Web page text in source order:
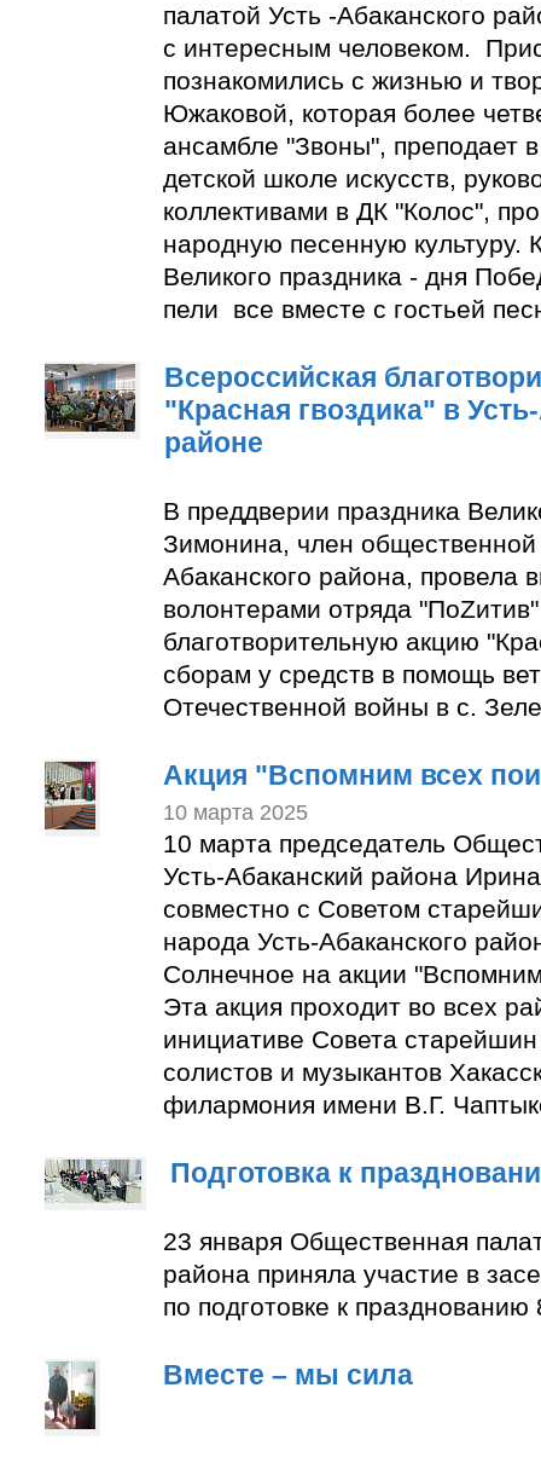
палатой Усть -Абаканского
с интересным человеком.
познакомились с жизнью и
Южаковой, которая более
ансамбле "Звоны", преподает
детской школе искусств,
коллективами в ДК "Колос",
народную песенную культуру.
Великого праздника - дня
пели все вместе с гостьей
Всероссийская
"Красная гвоздика" в
районе
В преддверии праздника
Зимонина, член общественной
Абаканского района, провела
волонтерами отряда
благотворительную акцию
сборам у средств в помощь
Отечественной войны в с.
Акция "Вспомним всех
10 марта 2025
10 марта председатель
Усть-Абаканский района
совместно с Советом
народа Усть-Абаканского
Солнечное на акции
Эта акция проходит во всех
инициативе Совета
солистов и музыкантов
филармония имени В.Г.
Подготовка к
23 января Общественная
района приняла участие в
по подготовке к
Вместе – мы сила